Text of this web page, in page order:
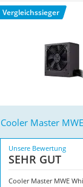
Lichtwecker
Acer Aspire
ModellCooler
Eigenschaften.
Vergleichssieger
Cooler Master
Unsere Bewertung
SEHR GUT
Cooler Master MWE